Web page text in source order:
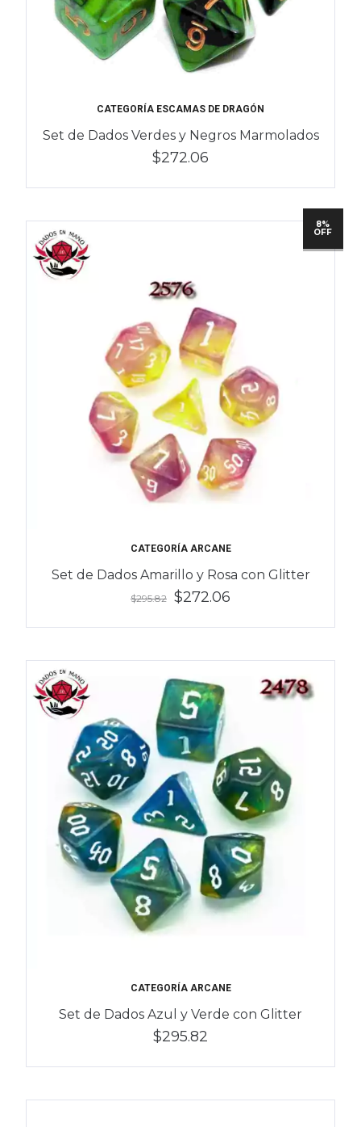
CATEGORÍA ESCAMAS DE DRAGÓN
Set de Dados Verdes y Negros Marmolados
$272.06
8%
OFF
CATEGORÍA ARCANE
Set de Dados Amarillo y Rosa con Glitter
$295.82 $272.06
CATEGORÍA ARCANE
Set de Dados Azul y Verde con Glitter
$295.82